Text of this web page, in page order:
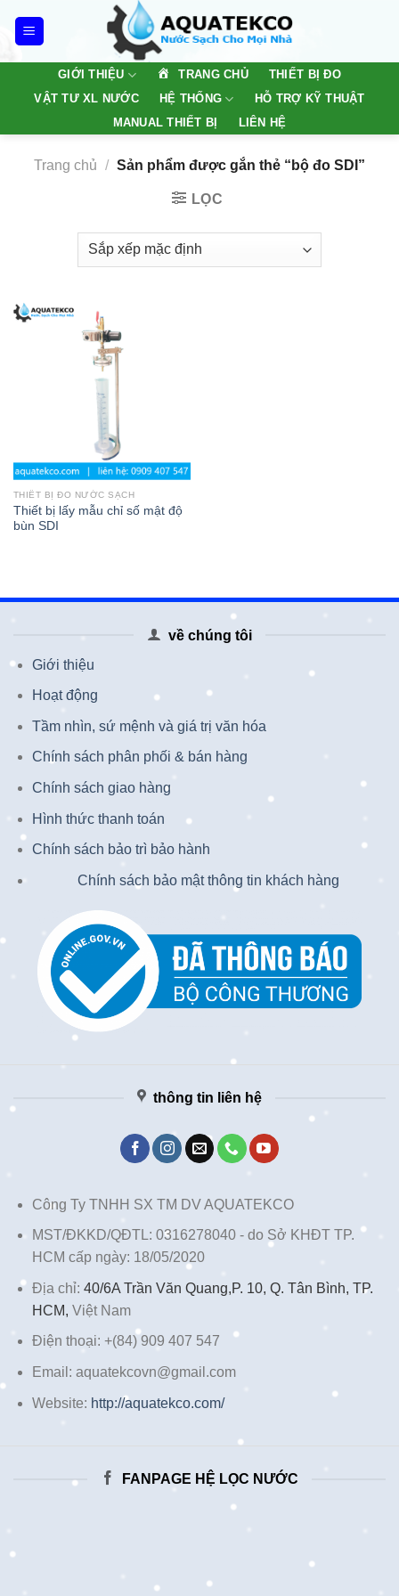
GIỚI THIỆU TRANG CHỦ
THIẾT BỊ ĐO
VẬT TƯ XL NƯỚC
HỆ THỐNG
HỖ TRỢ KỸ THUẬT
MANUAL THIẾT BỊ
LIÊN HỆ
Trang chủ / Sản phẩm được gắn thẻ “bộ đo SDI”
LỌC
THIẾT BỊ ĐO NƯỚC SẠCH
Thiết bị lấy mẫu chỉ số mật độ
bùn SDI
về chúng tôi
Giới thiệu
Hoạt động
Tầm nhìn, sứ mệnh và giá trị văn hóa
Chính sách phân phối & bán hàng
Chính sách giao hàng
Hình thức thanh toán
Chính sách bảo trì bảo hành
Chính sách bảo mật thông tin khách hàng
thông tin liên hệ
Công Ty TNHH SX TM DV AQUATEKCO
MST/ĐKKD/QĐTL: 0316278040 - do Sở KHĐT TP.
HCM cấp ngày: 18/05/2020
Địa chỉ: 40/6A Trần Văn Quang,P. 10, Q. Tân Bình, TP.
HCM, Việt Nam
Điện thoại: +(84) 909 407 547
Email: aquatekcovn@gmail.com
Website: http://aquatekco.com/
FANPAGE HỆ LỌC NƯỚC